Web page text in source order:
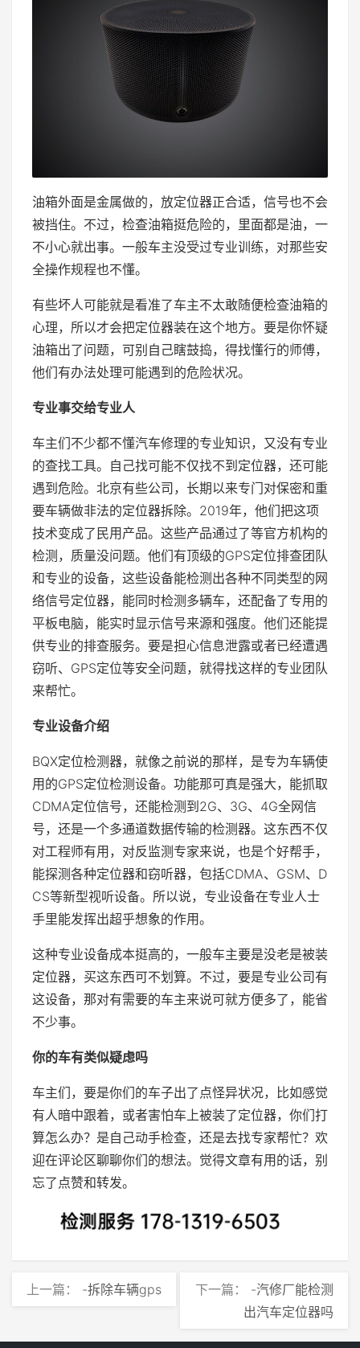
油箱外面是金属做的，放定位器正合适，信号也不会
被挡住。不过，检查油箱挺危险的，里面都是油，一
不小心就出事。一般车主没受过专业训练，对那些安
全操作规程也不懂。
有些坏人可能就是看准了车主不太敢随便检查油箱的
心理，所以才会把定位器装在这个地方。要是你怀疑
油箱出了问题，可别自己瞎鼓捣，得找懂行的师傅，
他们有办法处理可能遇到的危险状况。
专业事交给专业人
车主们不少都不懂汽车修理的专业知识，又没有专业
的查找工具。自己找可能不仅找不到定位器，还可能
遇到危险。北京有些公司，长期以来专门对保密和重
要车辆做非法的定位器拆除。2019年，他们把这项
技术变成了民用产品。这些产品通过了等官方机构的
检测，质量没问题。他们有顶级的GPS定位排查团队
和专业的设备，这些设备能检测出各种不同类型的网
络信号定位器，能同时检测多辆车，还配备了专用的
平板电脑，能实时显示信号来源和强度。他们还能提
供专业的排查服务。要是担心信息泄露或者已经遭遇
窃听、GPS定位等安全问题，就得找这样的专业团队
来帮忙。
专业设备介绍
BQX定位检测器，就像之前说的那样，是专为车辆使
用的GPS定位检测设备。功能那可真是强大，能抓取
CDMA定位信号，还能检测到2G、3G、4G全网信
号，还是一个多通道数据传输的检测器。这东西不仅
对工程师有用，对反监测专家来说，也是个好帮手，
能探测各种定位器和窃听器，包括CDMA、GSM、D
CS等新型视听设备。所以说，专业设备在专业人士
手里能发挥出超乎想象的作用。
这种专业设备成本挺高的，一般车主要是没老是被装
定位器，买这东西可不划算。不过，要是专业公司有
这设备，那对有需要的车主来说可就方便多了，能省
不少事。
你的车有类似疑虑吗
车主们，要是你们的车子出了点怪异状况，比如感觉
有人暗中跟着，或者害怕车上被装了定位器，你们打
算怎么办？是自己动手检查，还是去找专家帮忙？欢
迎在评论区聊聊你们的想法。觉得文章有用的话，别
忘了点赞和转发。
上一篇： -拆除车辆gps 下一篇： -汽修厂能检测
出汽车定位器吗